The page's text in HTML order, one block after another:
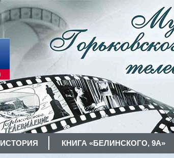
ИСТОРИЯ КНИГА «БЕЛИНСКОГО, 9А»